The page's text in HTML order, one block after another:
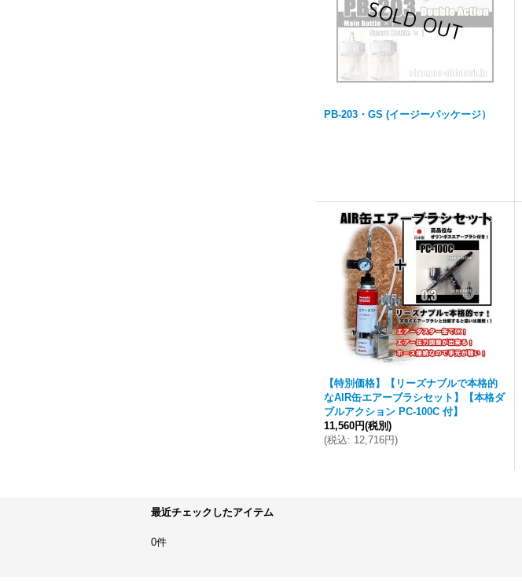
PB-203・GS (イージーパッケージ）
【特別価格】【リーズナブルで本格的
なAIR缶エアーブラシセット】【本格ダ
ブルアクション PC-100C 付】
11,560円(税別)
(税込: 12,716円)
最近チェックしたアイテム
0件